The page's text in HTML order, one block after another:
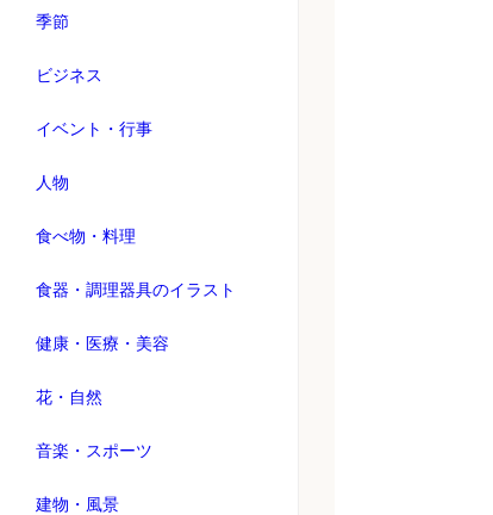
季節
ビジネス
イベント・行事
人物
食べ物・料理
食器・調理器具のイラスト
健康・医療・美容
花・自然
音楽・スポーツ
建物・風景